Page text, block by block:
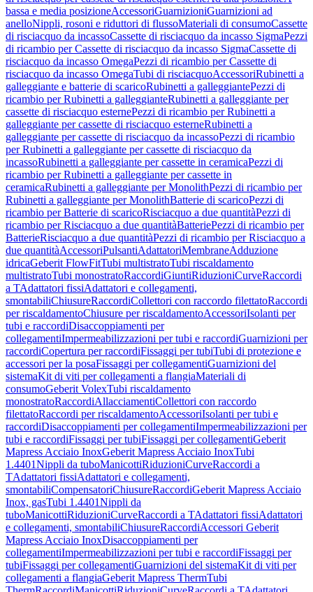
bassa e media posizioneAccessoriGuarnizioniGuarnizioni ad
anelloNippli, rosoni e riduttori di flussoMateriali di consumoCassette
di risciacquo da incassoCassette di risciacquo da incasso SigmaPezzi
di ricambio per Cassette di risciacquo da incasso SigmaCassette di
risciacquo da incasso OmegaPezzi di ricambio per Cassette di
risciacquo da incasso OmegaTubi di risciacquoAccessoriRubinetti a
galleggiante e batterie di scaricoRubinetti a galleggiantePezzi di
ricambio per Rubinetti a galleggianteRubinetti a galleggiante per
cassette di risciacquo esternePezzi di ricambio per Rubinetti a
galleggiante per cassette di risciacquo esterneRubinetti a
galleggiante per cassette di risciacquo da incassoPezzi di ricambio
per Rubinetti a galleggiante per cassette di risciacquo da
incassoRubinetti a galleggiante per cassette in ceramicaPezzi di
ricambio per Rubinetti a galleggiante per cassette in
ceramicaRubinetti a galleggiante per MonolithPezzi di ricambio per
Rubinetti a galleggiante per MonolithBatterie di scaricoPezzi di
ricambio per Batterie di scaricoRisciacquo a due quantitàPezzi di
ricambio per Risciacquo a due quantitàBatteriePezzi di ricambio per
BatterieRisciacquo a due quantitàPezzi di ricambio per Risciacquo a
due quantitàAccessoriPulsantiAdattatoriMembraneAdduzione
idricaGeberit FlowFitTubi multistratoTubi riscaldamento
multistratoTubi monostratoRaccordiGiuntiRiduzioniCurveRaccordi
a TAdattatori fissiAdattatori e collegamenti,
smontabiliChiusureRaccordiCollettori con raccordo filettatoRaccordi
per riscaldamentoChiusure per riscaldamentoAccessoriIsolanti per
tubi e raccordiDisaccoppiamenti per
collegamentiImpermeabilizzazioni per tubi e raccordiGuarnizioni per
raccordiCopertura per raccordiFissaggi per tubiTubi di protezione e
accessori per la posaFissaggi per collegamentiGuarnizioni del
sistemaKit di viti per collegamenti a flangiaMateriali di
consumoGeberit VolexTubi riscaldamento
monostratoRaccordiAllacciamentiCollettori con raccordo
filettatoRaccordi per riscaldamentoAccessoriIsolanti per tubi e
raccordiDisaccoppiamenti per collegamentiImpermeabilizzazioni per
tubi e raccordiFissaggi per tubiFissaggi per collegamentiGeberit
Mapress Acciaio InoxGeberit Mapress Acciaio InoxTubi
1.4401Nippli da tuboManicottiRiduzioniCurveRaccordi a
TAdattatori fissiAdattatori e collegamenti,
smontabiliCompensatoriChiusureRaccordiGeberit Mapress Acciaio
Inox, gasTubi 1.4401Nippli da
tuboManicottiRiduzioniCurveRaccordi a TAdattatori fissiAdattatori
e collegamenti, smontabiliChiusureRaccordiAccessori Geberit
Mapress Acciaio InoxDisaccoppiamenti per
collegamentiImpermeabilizzazioni per tubi e raccordiFissaggi per
tubiFissaggi per collegamentiGuarnizioni del sistemaKit di viti per
collegamenti a flangiaGeberit Mapress ThermTubi